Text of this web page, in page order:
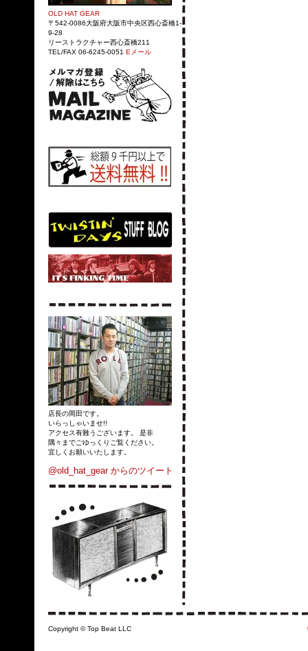
OLD HAT GEAR
〒542-0086大阪府大阪市中央区西心斎橋1-
9-28
リーストラクチャー西心斎橋211
TEL/FAX 06-6245-0051 Eメール
店長の岡田です。
いらっしゃいませ!!
アクセス有難うございます。 是非
隅々までごゆっくりご覧ください。
宜しくお願いいたします。
@old_hat_gear からのツイート
Copyright © Top Beat LLC